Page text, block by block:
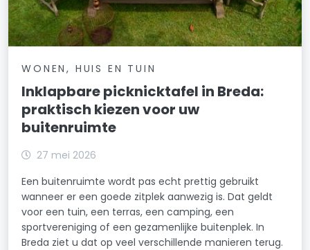
WONEN, HUIS EN TUIN
Inklapbare picknicktafel in Breda:
praktisch kiezen voor uw
buitenruimte
27 mei 2026
Een buitenruimte wordt pas echt prettig gebruikt
wanneer er een goede zitplek aanwezig is. Dat geldt
voor een tuin, een terras, een camping, een
sportvereniging of een gezamenlijke buitenplek. In
Breda ziet u dat op veel verschillende manieren terug.